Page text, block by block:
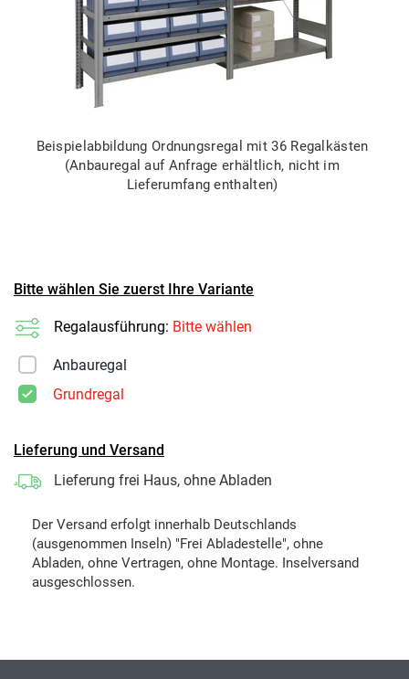
Beispielabbildung Ordnungsregal mit 36 Regalkästen
(Anbauregal auf Anfrage erhältlich, nicht im
Lieferumfang enthalten)
Bitte wählen Sie zuerst Ihre Variante
Regalausführung: Bitte wählen
Anbauregal
Grundregal
Lieferung und Versand
Lieferung frei Haus, ohne Abladen
Der Versand erfolgt innerhalb Deutschlands
(ausgenommen Inseln) "Frei Abladestelle", ohne
Abladen, ohne Vertragen, ohne Montage. Inselversand
ausgeschlossen.